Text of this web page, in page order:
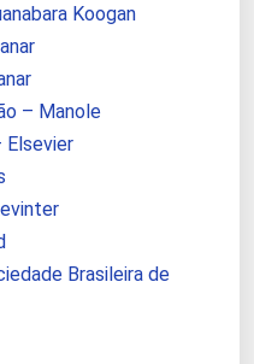
Koogan
– Manole
Elsevier
Brasileira de